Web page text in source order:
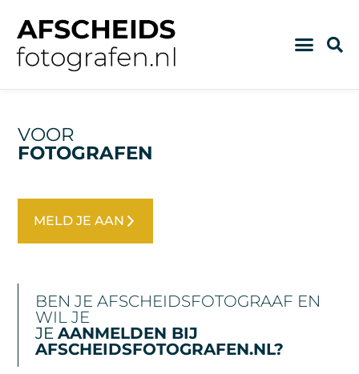
VOOR
FOTOGRAFEN
MELD JE AAN
BEN JE AFSCHEIDSFOTOGRAAF EN
WIL JE
JE AANMELDEN BIJ
AFSCHEIDSFOTOGRAFEN.NL?